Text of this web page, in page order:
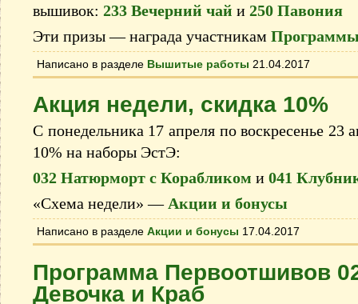
вышивок: 233 Вечерний чай и 250 Павония
Эти призы — награда участникам
Написано в разделе Вышитые работы 21.04.2017
Акция недели, скидка 10%
С понедельника 17 апреля по воскресенье 23
10% на наборы ЭстЭ:
032 Натюрморт с Корабликом и 041
«Схема недели» — Акции и бонусы
Написано в разделе Акции и бонусы 17.04.2017
Программа Первоотшивов
Девочка и Краб